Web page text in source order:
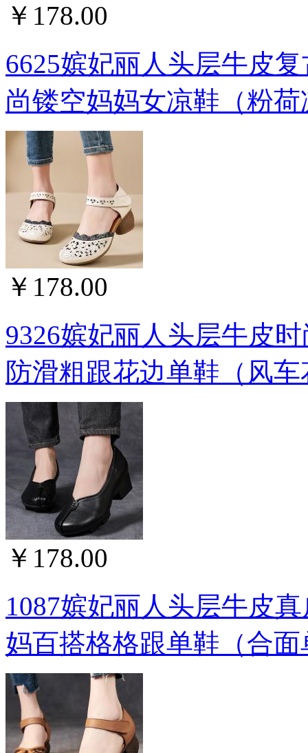
￥178.00
6625嫔妃丽人头层牛皮
尚镂空妈妈女凉鞋（粉荷
￥178.00
9326嫔妃丽人头层牛皮
防滑粗跟花边单鞋（风
￥178.00
1087嫔妃丽人头层牛皮
妈百搭格格跟单鞋（合